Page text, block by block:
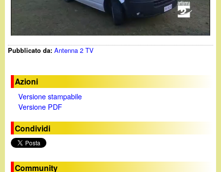
i
l
a
V
d
Pubblicato da:Antenna 2 TV
Azioni
Versione stampabile
Versione PDF
Condividi
Community